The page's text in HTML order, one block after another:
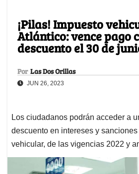
¡Pilas! Impuesto
Atlántico: vence pago
descuento el 30 de
Por Las Dos Orillas
JUN 26, 2023
Los ciudadanos podrán acceder a
descuento en intereses y
vehicular, de las vigencias 2022 y